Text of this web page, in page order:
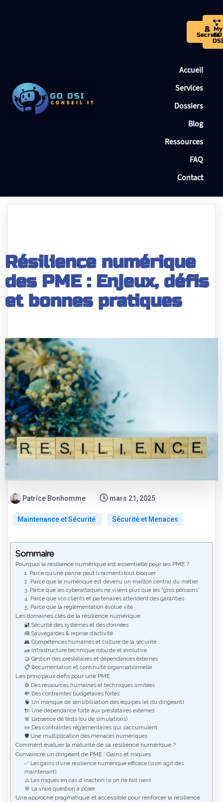
Secrets
My
GO
DSI
Accueil
Services
Dossiers
Blog
Ressources
FAQ
Contact
Résilience numérique
des PME : Enjeux, défis
et bonnes pratiques
Patrice Bonhomme mars 21, 2025
Maintenance et Sécurité Sécurité et Menaces
Sommaire
Pourquoi la résilience numérique est essentielle pour les PME ?
1. Parce qu’une panne peut (vraiment) tout bloquer
2. Parce que le numérique est devenu un maillon central du métier
3. Parce que les cyberattaques ne visent plus que les “gros poissons”
4. Parce que vos clients et partenaires attendent des garanties
5. Parce que la réglementation évolue vite
Les domaines clés de la résilience numérique
🔐 Sécurité des systèmes et des données
🧰 Sauvegardes & reprise d’activité
👥 Compétences humaines et culture de la sécurité
🧱 Infrastructure technique robuste et évolutive
🤝 Gestion des prestataires et dépendances externes
📋 Documentation et continuité organisationnelle
Les principaux défis pour une PME
⚙️ Des ressources humaines et techniques limitées
💸 Des contraintes budgétaires fortes
🧠 Un manque de sensibilisation des équipes (et du dirigeant)
🔌 Une dépendance forte aux prestataires externes
🚨 L’absence de tests (ou de simulations)
📜 Des contraintes réglementaires qui s’accumulent
🛡️ Une multiplication des menaces numériques
Comment évaluer la maturité de sa résilience numérique ?
Convaincre un dirigeant de PME : Gains et risques
✅ Les gains d’une résilience numérique efficace (si on agit dès
maintenant)
⚠️ Les risques en cas d’inaction (si on ne fait rien)
🎯 La vraie question à poser
Une approche pragmatique et accessible pour renforcer la résilience